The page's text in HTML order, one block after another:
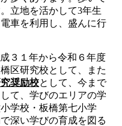
立地を活かして3年生
車を利用し、盛んに行
３１年から令和６年度
区研究校として、また
奨励校として、今まで
て、学びのエリアの学
学校・板橋第七小学
深い学びの育成を図る